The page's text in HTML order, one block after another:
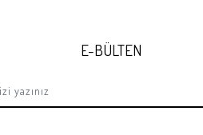
E-BÜLTEN